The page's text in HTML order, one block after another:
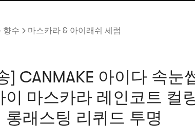
향수 마스카라 & 아이래쉬 세럼
] CANMAKE 아이다 속눈
이 마스카라 레인코트 컬
롱래스팅 리퀴드 투명